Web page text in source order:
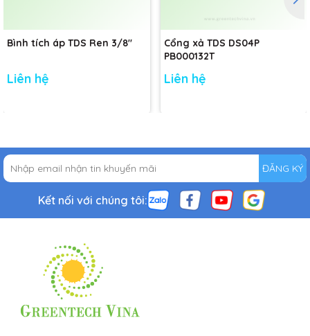
Bình tích áp TDS Ren 3/8"
Liên hệ
Cổng xả TDS DS04P
PB000132T
Liên hệ
ĐĂNG KÝ
Kết nối với chúng tôi: